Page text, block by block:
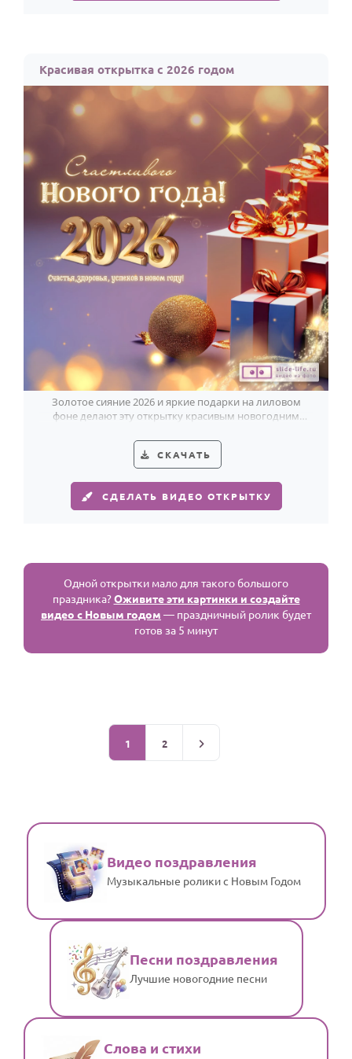
Красивая открытка с 2026 годом
Золотое сияние 2026 и яркие подарки на лиловом
фоне делают эту открытку красивым новогодним
СКАЧАТЬ
СДЕЛАТЬ ВИДЕО ОТКРЫТКУ
Одной открытки мало для такого большого
праздника?Оживите эти картинки и создайте
видео с Новым годом — праздничный ролик будет
готов за 5 минут
1 2
Видео поздравления
Музыкальные ролики с Новым Годом
Песни поздравления
Лучшие новогодние песни
Слова и стихи